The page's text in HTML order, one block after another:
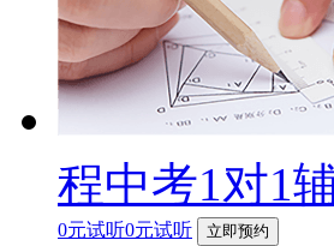
程中考1对1
0元试听0元试听 立即预约